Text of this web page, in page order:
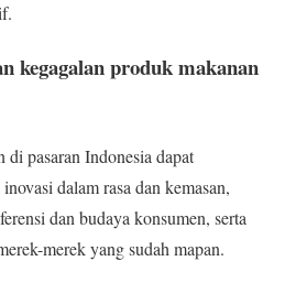
kegagalan produk makanan
pasaran Indonesia dapat
dalam rasa dan kemasan,
dan budaya konsumen, serta
merek yang sudah mapan.